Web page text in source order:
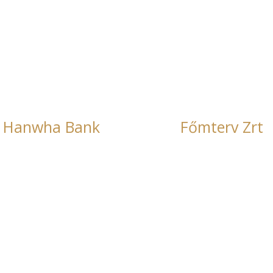
Főmterv Zrt Innomed Medical